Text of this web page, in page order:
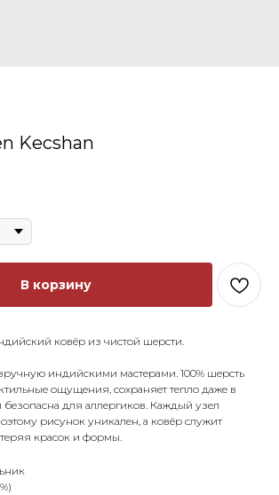
Kecshan
В корзину
ковёр из чистой шерсти.
индийскими мастерами. 100% шерсть
ощущения, сохраняет тепло даже в
для аллергиков. Каждый узел
рисунок уникален, а ковёр служит
красок и формы.